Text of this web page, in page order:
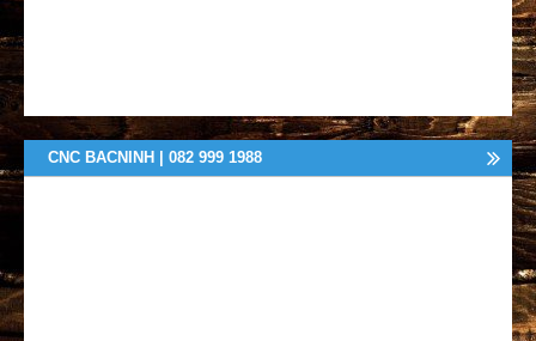
CNC BACNINH | 082 999 1988